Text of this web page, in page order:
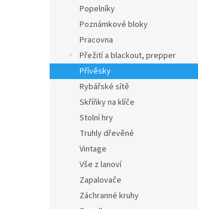
Popelníky
Poznámkové bloky
Pracovna
Přežití a blackout, prepper
Přívěsky
Rybářské sítě
Skříňky na klíče
Stolní hry
Truhly dřevěné
Vintage
Vše z lanoví
Zapalovače
Záchranné kruhy